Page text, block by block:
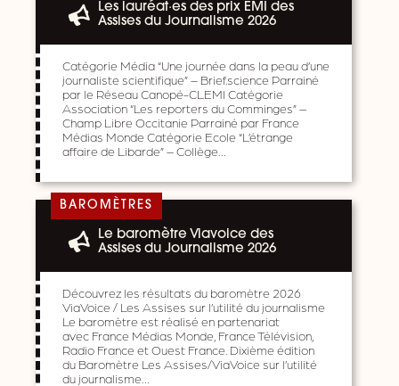
Les lauréat·es des prix EMI des
Assises du Journalisme 2026
Catégorie Média “Une journée dans la peau d’une
journaliste scientifique” – Brief.science Parrainé
par le Réseau Canopé-CLEMI Catégorie
Association “Les reporters du Comminges” –
Champ Libre Occitanie Parrainé par France
Médias Monde Catégorie Ecole “L’étrange
affaire de Libarde” – Collège…
BAROMÈTRES
Le baromètre Viavoice des
Assises du Journalisme 2026
Découvrez les résultats du baromètre 2026
ViaVoice / Les Assises sur l’utilité du journalisme
Le baromètre est réalisé en partenariat
avec France Médias Monde, France Télévision,
Radio France et Ouest France. Dixième édition
du Baromètre Les Assises/ViaVoice sur l’utilité
du journalisme…